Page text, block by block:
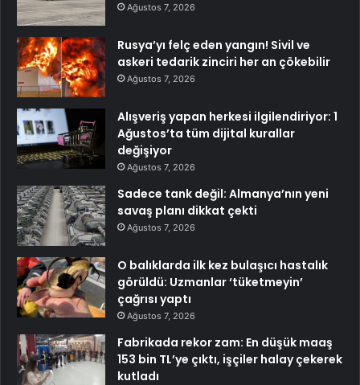
Ağustos 7, 2026
Rusya’yı felç eden yangın! Sivil ve
askeri tedarik zinciri her an çökebilir
Ağustos 7, 2026
Alışveriş yapan herkesi ilgilendiriyor: 1
Ağustos’ta tüm dijital kurallar
değişiyor
Ağustos 7, 2026
Sadece tank değil: Almanya’nın yeni
savaş planı dikkat çekti
Ağustos 7, 2026
O balıklarda ilk kez bulaşıcı hastalık
görüldü: Uzmanlar ‘tüketmeyin’
çağrısı yaptı
Ağustos 7, 2026
Fabrikada rekor zam: En düşük maaş
153 bin TL’ye çıktı, işçiler halay çekerek
kutladı